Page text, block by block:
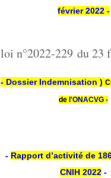
février 2022 -
loi n°2022-229 du 23
- Dossier Indemnisation )
de l'ONACVG -
- Rapport d’activité de
CNIH 2022 -